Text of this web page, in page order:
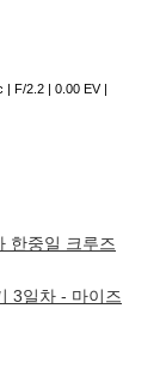
| F/2.2 | 0.00 EV|
한중일 크루즈
3일차 - 마이즈